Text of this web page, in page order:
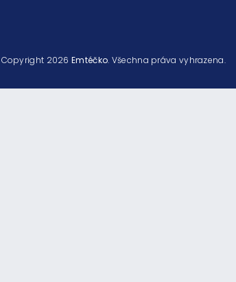
Copyright 2026Emtéčko. Všechna práva vyhrazena.